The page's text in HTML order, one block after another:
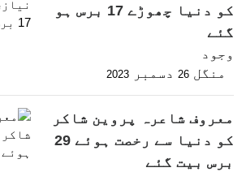
کو دنیا چھوڑے 17 برس ہو
گئے
وجود
منگل 26 دسمبر 2023
معروف شاعرہ پروین شاکر
کو دنیا سے رخصت ہوئے 29
برس بیت گئے